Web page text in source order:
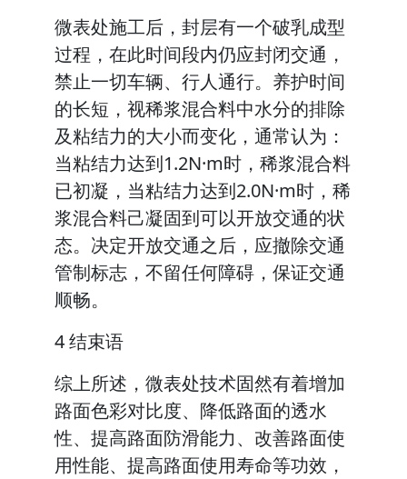
微表处施工后，封层有一个破乳成型
过程，在此时间段内仍应封闭交通，
禁止一切车辆、行人通行。养护时间
的长短，视稀浆混合料中水分的排除
及粘结力的大小而变化，通常认为：
当粘结力达到1.2N·m时，稀浆混合料
已初凝，当粘结力达到2.0N·m时，稀
浆混合料己凝固到可以开放交通的状
态。决定开放交通之后，应撤除交通
管制标志，不留任何障碍，保证交通
顺畅。
4 结束语
综上所述，微表处技术固然有着增加
路面色彩对比度、降低路面的透水
性、提高路面防滑能力、改善路面使
用性能、提高路面使用寿命等功效，